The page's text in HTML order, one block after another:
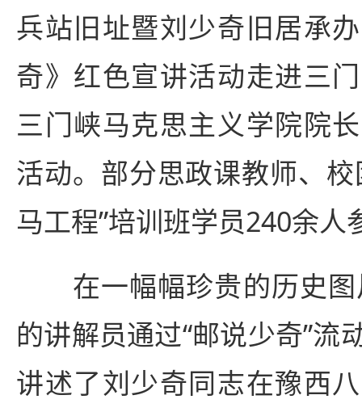
兵站旧址暨刘少奇旧居承
奇》红色宣讲活动走进三
三门峡马克思主义学院院
活动。部分思政课教师、
马工程”培训班学员240余人
在一幅幅珍贵的历史
的讲解员通过“邮说少奇”流
讲述了刘少奇同志在豫西